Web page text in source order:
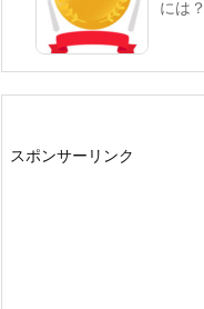
には？
スポンサーリンク